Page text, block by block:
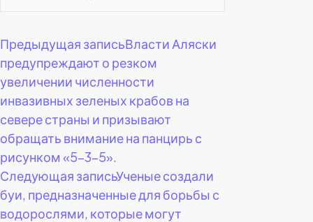
Навигация
по
записям
Предыдущая записьВласти Аляски
предупреждают о резком
увеличении численности
инвазивных зеленых крабов на
севере страны и призывают
обращать внимание на панцирь с
рисунком «5-3-5».
Следующая записьУченые создали
буи, предназначенные для борьбы с
водорослями, которые могут